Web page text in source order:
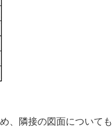
、隣接の図面についても